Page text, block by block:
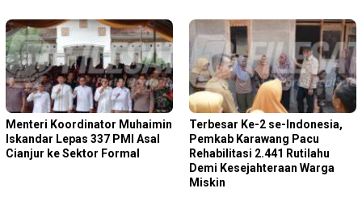
Menteri Koordinator Muhaimin
Iskandar Lepas 337 PMI Asal
Cianjur ke Sektor Formal
Terbesar Ke-2 se-Indonesia,
Pemkab Karawang Pacu
Rehabilitasi 2.441 Rutilahu
Demi Kesejahteraan Warga
Miskin